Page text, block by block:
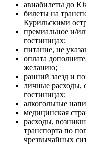
авиабилеты до
билеты на
Курильскими
премиальное и/
гостиницах;
питание, не
оплата
желанию;
ранний заезд и
личные расходы,
гостиницах;
алкогольные
медицинская
расходы,
транспорта по
чрезвычайных